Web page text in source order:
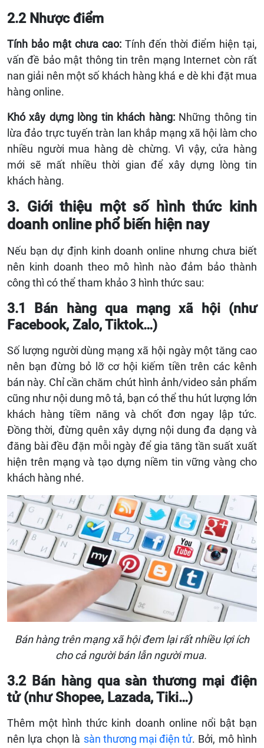
2.2 Nhược điểm
Tính bảo mật chưa cao:Tính đến thời điểm hiện tại,
vấn đề bảo mật thông tin trên mạng Internet còn rất
nan giải nên một số khách hàng khá e dè khi đặt mua
hàng online.
Khó xây dựng lòng tin khách hàng:Những thông tin
lừa đảo trực tuyến tràn lan khắp mạng xã hội làm cho
nhiều người mua hàng dè chừng. Vì vậy, cửa hàng
mới sẽ mất nhiều thời gian để xây dựng lòng tin
khách hàng.
3. Giới thiệu một số hình thức kinh
doanh online phổ biến hiện nay
Nếu bạn dự định kinh doanh online nhưng chưa biết
nên kinh doanh theo mô hình nào đảm bảo thành
công thì có thể tham khảo 3 hình thức sau:
3.1 Bán hàng qua mạng xã hội (như
Facebook, Zalo, Tiktok…)
Số lượng người dùng mạng xã hội ngày một tăng cao
nên bạn đừng bỏ lỡ cơ hội kiếm tiền trên các kênh
bán này. Chỉ cần chăm chút hình ảnh/video sản phẩm
cũng như nội dung mô tả, bạn có thể thu hút lượng lớn
khách hàng tiềm năng và chốt đơn ngay lập tức.
Đồng thời, đừng quên xây dựng nội dung đa dạng và
đăng bài đều đặn mỗi ngày để gia tăng tần suất xuất
hiện trên mạng và tạo dựng niềm tin vững vàng cho
khách hàng nhé.
Bán hàng trên mạng xã hội đem lại rất nhiều lợi ích
cho cả người bán lẫn người mua.
3.2 Bán hàng qua sàn thương mại điện
tử (như Shopee, Lazada, Tiki…)
Thêm một hình thức kinh doanh online nổi bật bạn
nên lựa chọn là sàn thương mại điện tử. Bởi, mô hình